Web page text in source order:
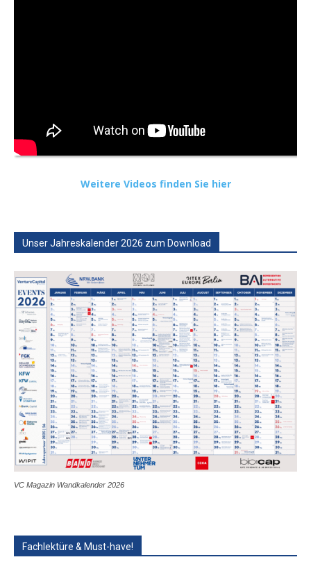
Weitere Videos finden Sie hier
Unser Jahreskalender 2026 zum Download
VC Magazin Wandkalender 2026
Fachlektüre & Must-have!